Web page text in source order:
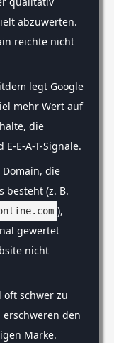
abzuwerten.
reichte nicht
legt Google
mehr Wert auf
die
E-E-A-T-Signale.
Domain, die
besteht (z. B.
),
gewertet
nicht
oft schwer zu
den
Marke.